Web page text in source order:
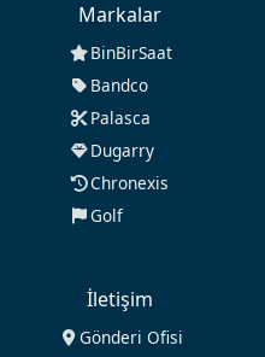
Markalar
BinBirSaat
Bandco
Palasca
Dugarry
Chronexis
Golf
İletişim
Gönderi Ofisi